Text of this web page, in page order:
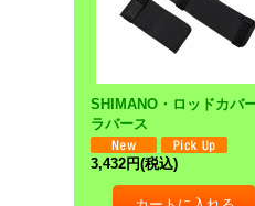
SHIMANO・ロッドカバ
ラバース
3,432円(税込)